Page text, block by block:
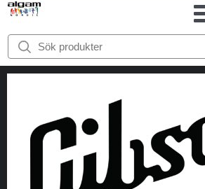
START
VARUMÄRKEN
NYHETER
OM
OSS